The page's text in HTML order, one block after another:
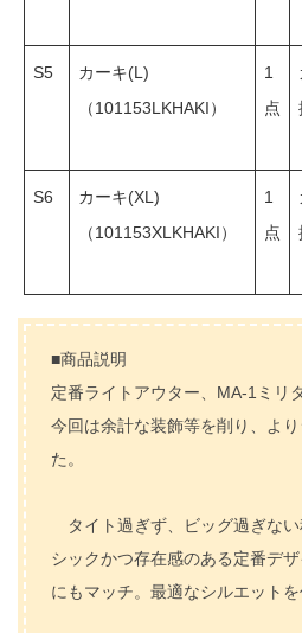
S5
カーキ(L)
（101153LKHAKI）
1
点
S6
カーキ(XL)
（101153XLKHAKI）
1
点
■商品説明
定番ライトアウター、MA-1ミリ
今回は余計な装飾等を削り、よ
た。
タイト過ぎず、ビッグ過ぎな
シックかつ存在感のある定番デ
にもマッチ。最適なシルエットを